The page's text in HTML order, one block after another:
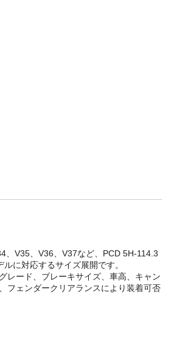
、V35、V36、V37など、PCD 5H-114.3
に対応するサイズ展開です。
レード、ブレーキサイズ、車高、キャン
フェンダークリアランスにより装着可否